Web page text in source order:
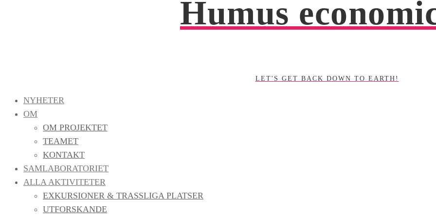
Humus
LET'S GET BACK DOWN TO EARTH!
NYHETER
OM
OM PROJEKTET
TEAMET
KONTAKT
SAMLABORATORIET
ALLA AKTIVITETER
EXKURSIONER & TRASSLIGA PLATSER
UTFORSKANDE